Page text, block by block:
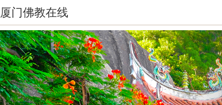
厦门佛教在线